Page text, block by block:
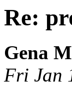
Re:
Gena
Fri Jan